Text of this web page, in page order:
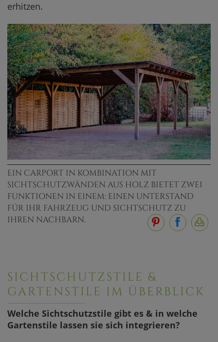
erhitzen.
EIN CARPORT IN KOMBINATION MIT
SICHTSCHUTZWÄNDEN AUS HOLZ BIETET ZWEI
FUNKTIONEN IN EINEM: EINEN UNTERSTAND
FÜR IHR FAHRZEUG UND SICHTSCHUTZ ZU
IHREN NACHBARN.
SICHTSCHUTZSTILE &
GARTENSTILE IM ÜBERBLICK
Welche Sichtschutzstile gibt es & in welche
Gartenstile lassen sie sich integrieren?